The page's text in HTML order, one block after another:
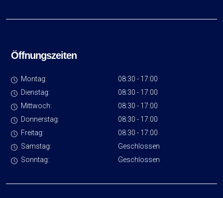
Öffnungszeiten
Montag: 08:30 - 17:00
Dienstag:
08:30 - 17:00
Mittwoch:
08:30 - 17:00
Donnerstag:
08:30 - 17:00
Freitag:
08:30 - 17:00
Samstag:
Geschlossen
Sonntag:
Geschlossen